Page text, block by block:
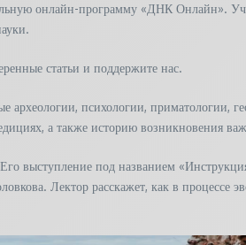
онлайн-программу «ДНК Онлайн».
статьи и поддержите нас.
психологии, приматологии,
а также историю возникновения
выступление под названием
Лектор расскажет, как в процессе